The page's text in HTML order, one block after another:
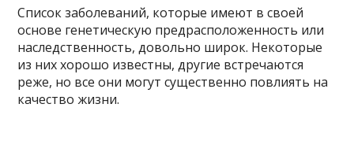
Список заболеваний, которые имеют в своей
основе генетическую предрасположенность или
наследственность, довольно широк. Некоторые
из них хорошо известны, другие встречаются
реже, но все они могут существенно повлиять на
качество жизни.